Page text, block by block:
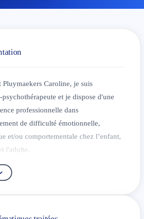
Pluymaekers Caroline, je suis
et je dispose d'une
professionnelle dans
de difficulté émotionnelle,
et/ou comportementale chez l’enfant,
l'adulte.
des outils tel que la pleine
clinique, l'hyppotherapie en
et met à disposition des